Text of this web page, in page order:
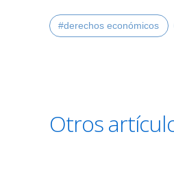
#derechos económicos
Otros